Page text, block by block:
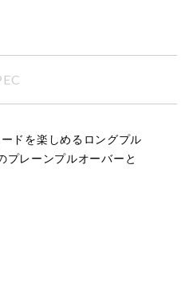
ドを楽しめるロングプル
プレーンプルオーバーと